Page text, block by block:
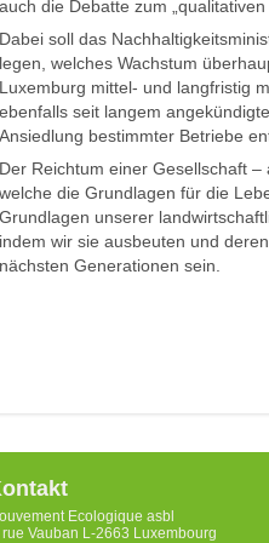
auch die Debatte zum
Dabei soll das
legen, welches Wachstum
Luxemburg mittel- und langfristig
ebenfalls seit langem
Ansiedlung bestimmter Betriebe
Der Reichtum einer Gesellschaft
welche die Grundlagen für die
Grundlagen unserer
indem wir sie ausbeuten und
nächsten Generationen sein.
Ecologique asbl
rue Vauban L-2663 Luxembourg